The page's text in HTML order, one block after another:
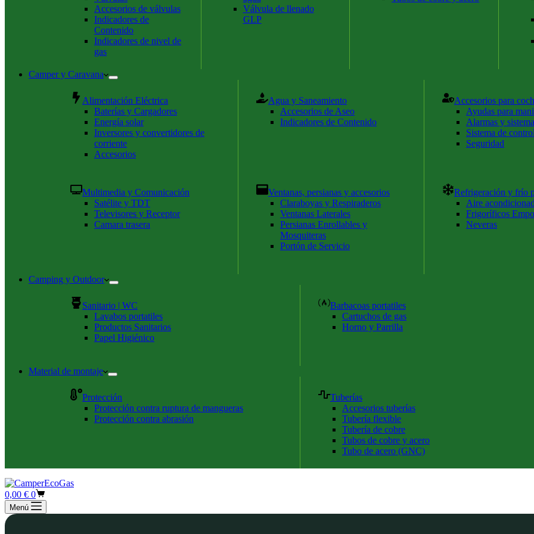
Accesorios de válvulas
Indicadores de
Contenido
Indicadores de nivel de
gas
Válvula de llenado
GLP
Camper y Caravana
Alimentación Eléctrica
Baterías y Cargadores
Energía solar
Inversores y convertidores de
corriente
Accesorios
Agua y Saneamiento
Accesorios de Aseo
Indicadores de Contenido
Accesorios para
Ayudas para
Alarmas y
Sistema de
Seguridad
Multimedia y Comunicación
Satélite y TDT
Televisores y Receptor
Camara trasera
Ventanas, persianas y accesorios
Claraboyas y Respiraderos
Ventanas Laterales
Persianas Enrollables y
Mosquiteras
Portón de Servicio
Refrigeración y frío
Aire
Frigoríficos
Neveras
Camping y Outdoor
Sanitario | WC
Lavabos portatiles
Productos Sanitarios
Papel Higiénico
Barbacoas portatiles
Cartuchos de gas
Horno y Parrilla
Material de montaje
Protección
Protección contra ruptura de mangueras
Protección contra abrasión
Tuberías
Accesorios tuberías
Tubería flexible
Tubería de cobre
Tubos de cobre y acero
Tubo de acero (GNC)
Carro
de
compra
0,00 € 0
Menú